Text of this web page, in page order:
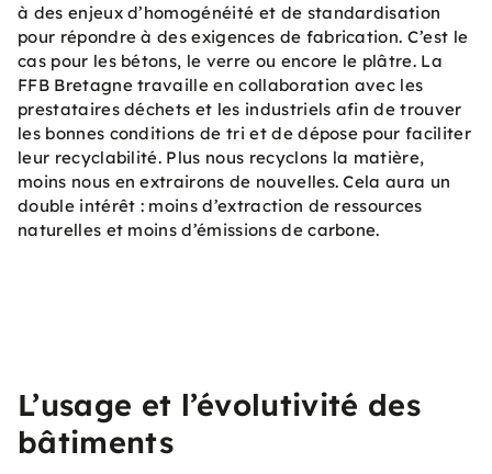
à des enjeux d’homogénéité et de standardisation
pour répondre à des exigences de fabrication. C’est le
cas pour les bétons, le verre ou encore le plâtre. La
FFB Bretagne travaille en collaboration avec les
prestataires déchets et les industriels afin de trouver
les bonnes conditions de tri et de dépose pour faciliter
leur recyclabilité. Plus nous recyclons la matière,
moins nous en extrairons de nouvelles. Cela aura un
double intérêt : moins d’extraction de ressources
naturelles et moins d’émissions de carbone.
L’usage et l’évolutivité des
bâtiments